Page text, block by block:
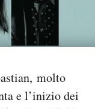
molto
e l’inizio dei